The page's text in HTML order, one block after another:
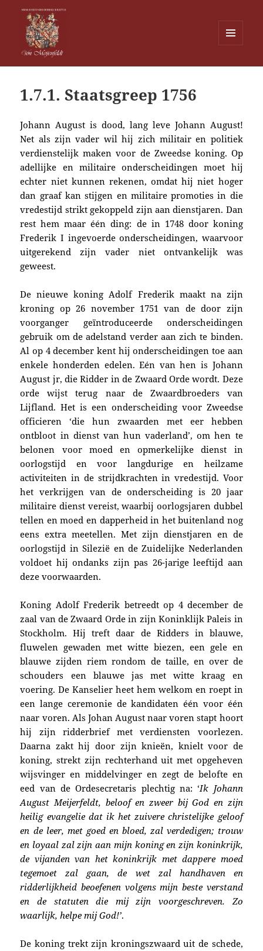
WIDGETS
1.7.1. Staatsgreep 1756
Johann August is dood, lang leve Johann August!
Net als zijn vader wil hij zich militair en politiek
verdienstelijk maken voor de Zweedse koning. Op
adellijke en militaire onderscheidingen moet hij
echter niet kunnen rekenen, omdat hij niet hoger
dan graaf kan stijgen en militaire promoties in die
vredestijd strikt gekoppeld zijn aan dienstjaren. Dan
rest hem maar één ding: de in 1748 door koning
Frederik I ingevoerde onderscheidingen, waarvoor
uitgerekend zijn vader niet ontvankelijk was
geweest.
De nieuwe koning Adolf Frederik maakt na zijn
kroning op 26 november 1751 van de door zijn
voorganger geïntroduceerde onderscheidingen
gebruik om de adelstand verder aan zich te binden.
Al op 4 december kent hij onderscheidingen toe aan
enkele honderden edelen. Eén van hen is Johann
August jr, die Ridder in de Zwaard Orde wordt. Deze
orde wijst terug naar de Zwaardbroeders van
Lijfland. Het is een onderscheiding voor Zweedse
officieren ‘die hun zwaarden met eer hebben
ontbloot in dienst van hun vaderland’, om hen te
belonen voor moed en opmerkelijke dienst in
oorlogstijd en voor langdurige en heilzame
activiteiten in de strijdkrachten in vredestijd. Voor
het verkrijgen van de onderscheiding is 20 jaar
militaire dienst vereist, waarbij oorlogsjaren dubbel
tellen en moed en dapperheid in het buitenland nog
eens extra meetellen. Met zijn dienstjaren en de
oorlogstijd in Silezië en de Zuidelijke Nederlanden
voldoet hij ondanks zijn pas 26-jarige leeftijd aan
deze voorwaarden.
Koning Adolf Frederik betreedt op 4 december de
zaal van de Zwaard Orde in zijn Koninklijk Paleis in
Stockholm. Hij treft daar de Ridders in blauwe,
fluwelen gewaden met witte biezen, een gele en
blauwe zijden riem rondom de taille, en over de
schouders een blauwe jas met witte kraag en
voering. De Kanselier heet hem welkom en roept in
een lange ceremonie de kandidaten één voor één
naar voren. Als Johan August naar voren stapt hoort
hij zijn ridderbrief met verdiensten voorlezen.
Daarna zakt hij door zijn knieën, knielt voor de
koning, strekt zijn rechterhand uit met opgeheven
wijsvinger en middelvinger en zegt de belofte en
eed van de Ordesecretaris plechtig na: ‘Ik Johann
August Meijerfeldt, beloof en zweer bij God en zijn
heilig evangelie dat ik het zuivere christelijke geloof
en de leer, met goed en bloed, zal verdedigen; trouw
en loyaal zal zijn aan mijn koning en zijn koninkrijk,
de vijanden van het koninkrijk met dappere moed
tegemoet zal gaan, de wet zal handhaven en
ridderlijkheid beoefenen volgens mijn beste verstand
en de statuten die mij zijn voorgeschreven. Zo
waarlijk, helpe mij God!’.
De koning trekt zijn kroningszwaard uit de schede,